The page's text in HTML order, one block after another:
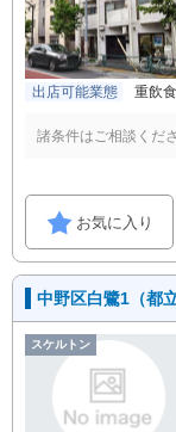
出店可能業態
重飲食
諸条件はご相談くだ
お気に入り
中野区白鷺1（都
スケルトン